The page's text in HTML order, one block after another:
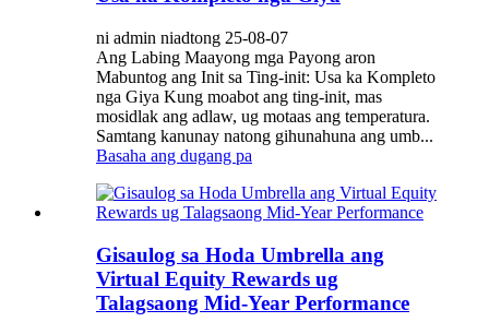
ni admin niadtong 25-08-07
Ang Labing Maayong mga Payong aron
Mabuntog ang Init sa Ting-init: Usa ka Kompleto
nga Giya Kung moabot ang ting-init, mas
mosidlak ang adlaw, ug motaas ang temperatura.
Samtang kanunay natong gihunahuna ang umb...
Basaha ang dugang pa
Gisaulog sa Hoda Umbrella ang
Virtual Equity Rewards ug
Talagsaong Mid-Year Performance